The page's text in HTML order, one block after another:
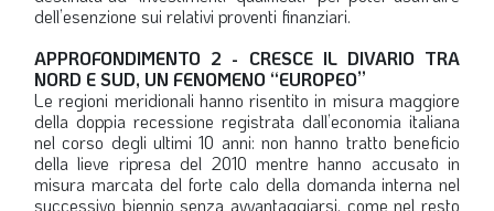
dell’esenzione sui relativi proventi finanziari.
APPROFONDIMENTO 2 - CRESCE IL DIVARIO TRA
NORD E SUD, UN FENOMENO “EUROPEO”
Le regioni meridionali hanno risentito in misura maggiore
della doppia recessione registrata dall’economia italiana
nel corso degli ultimi 10 anni: non hanno tratto beneficio
della lieve ripresa del 2010 mentre hanno accusato in
misura marcata del forte calo della domanda interna nel
successivo biennio senza avvantaggiarsi, come nel resto